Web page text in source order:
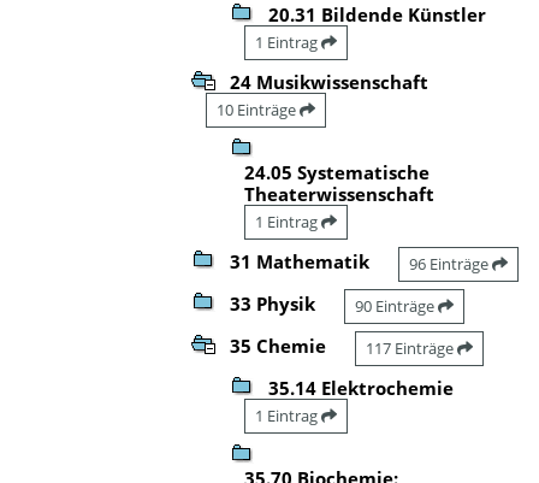
20.31 Bildende Künstler
1 Eintrag
24 Musikwissenschaft
10 Einträge
24.05 Systematische
Theaterwissenschaft
1 Eintrag
31 Mathematik 96 Einträge
33 Physik 90 Einträge
35 Chemie 117 Einträge
35.14 Elektrochemie
1 Eintrag
35.70 Biochemie: